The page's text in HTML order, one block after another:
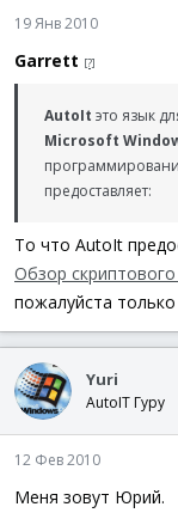
19 Янв 2010
Garrett [?]
AutoIt это язык
Microsoft
предоставляет:
То что AutoIt
Обзор
пожалуйста
Yuri
AutoIT Гуру
12 Фев 2010
Меня зовут Юрий.